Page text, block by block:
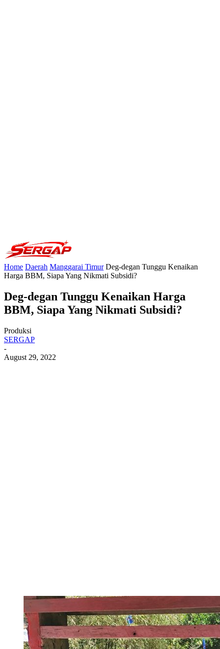
Home Daerah Manggarai Timur Deg-degan Tunggu Kenaikan
Harga BBM, Siapa Yang Nikmati Subsidi?
Deg-degan Tunggu Kenaikan Harga
BBM, Siapa Yang Nikmati Subsidi?
Produksi
SERGAP
-
August 29, 2022